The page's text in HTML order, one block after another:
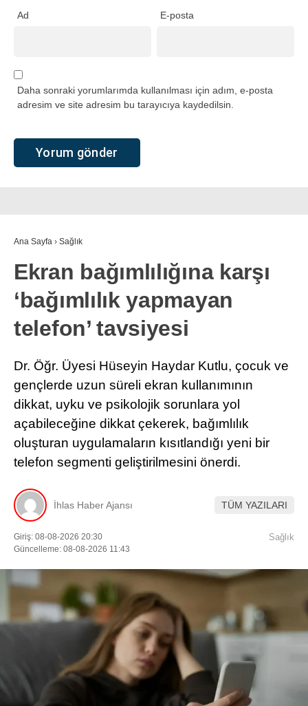
Ad E-posta
Daha sonraki yorumlarımda kullanılması için adım, e-posta
adresim ve site adresim bu tarayıcıya kaydedilsin.
Ana Sayfa › Sağlık
Ekran bağımlılığına karşı
‘bağımlılık yapmayan
telefon’ tavsiyesi
Dr. Öğr. Üyesi Hüseyin Haydar Kutlu, çocuk ve
gençlerde uzun süreli ekran kullanımının
dikkat, uyku ve psikolojik sorunlara yol
açabileceğine dikkat çekerek, bağımlılık
oluşturan uygulamaların kısıtlandığı yeni bir
telefon segmenti geliştirilmesini önerdi.
İhlas Haber Ajansı TÜM YAZILARI
Giriş: 08-08-2026 20:30
Güncelleme: 08-08-2026 11:43
Sağlık